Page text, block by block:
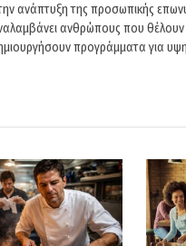
ανάπτυξη της προσωπικής
ανθρώπους που
προγράμματα για